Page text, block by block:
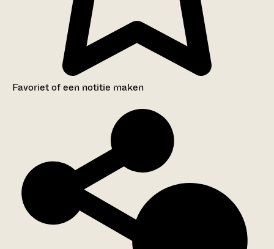
Favoriet of een notitie maken